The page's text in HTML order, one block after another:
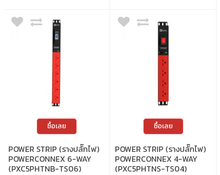
ซื้อเลย
POWER STRIP (รางปลั๊กไฟ)
POWERCONNEX 6-WAY
(PXC5PHTNB-TS06)
ซื้อเลย
POWER STRIP (รางปลั๊กไฟ)
POWERCONNEX 4-WAY
(PXC5PHTNS-TS04)